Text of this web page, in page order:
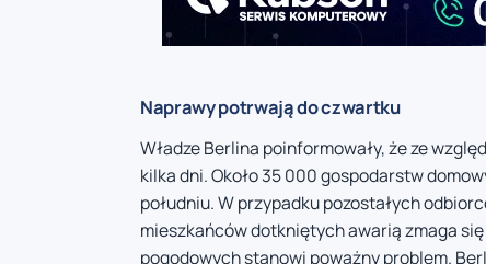
Naprawy potrwają do czwartku
Władze Berlina poinformowały, że ze
kilka dni. Około 35 000 gospodarstw
południu. W przypadku pozostałych
mieszkańców dotkniętych awarią zmaga
pogodowych stanowi poważny problem.